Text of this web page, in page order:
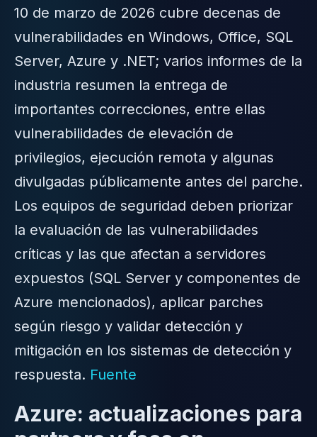
10 de marzo de 2026 cubre decenas de
vulnerabilidades en Windows, Office, SQL
Server, Azure y .NET; varios informes de la
industria resumen la entrega de
importantes correcciones, entre ellas
vulnerabilidades de elevación de
privilegios, ejecución remota y algunas
divulgadas públicamente antes del parche.
Los equipos de seguridad deben priorizar
la evaluación de las vulnerabilidades
críticas y las que afectan a servidores
expuestos (SQL Server y componentes de
Azure mencionados), aplicar parches
según riesgo y validar detección y
mitigación en los sistemas de detección y
respuesta. Fuente
Azure: actualizaciones para